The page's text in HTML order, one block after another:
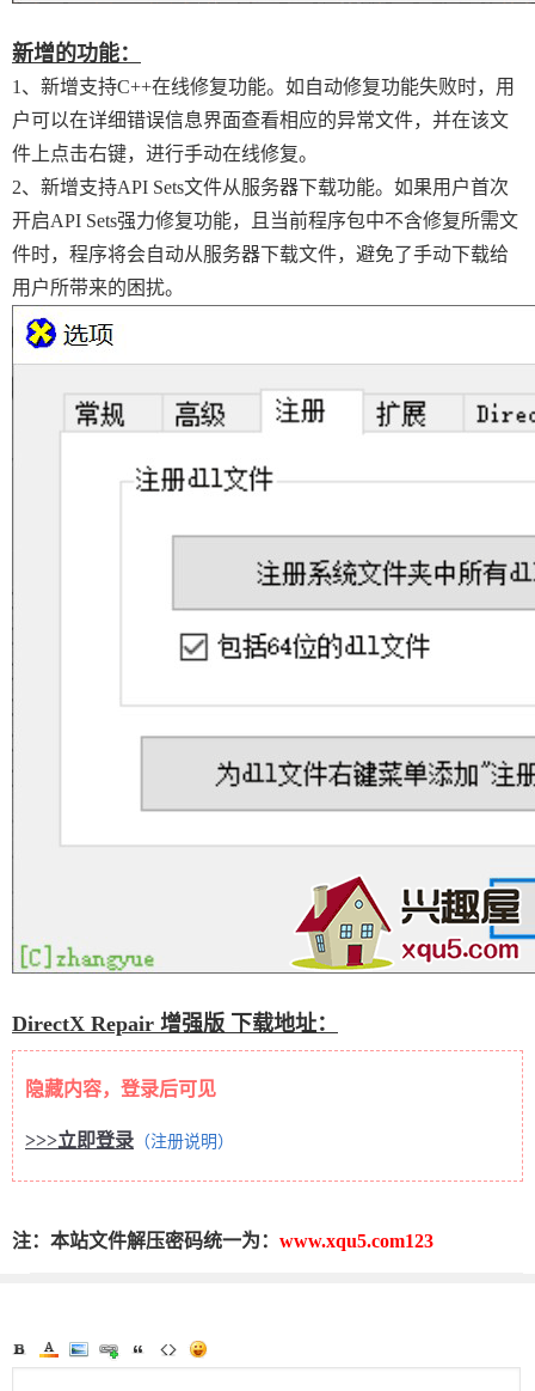
新增的功能：
1、新增支持C++在线修复功能。如自动修复功能失败时，用
户可以在详细错误信息界面查看相应的异常文件，并在该文
件上点击右键，进行手动在线修复。
2、新增支持API Sets文件从服务器下载功能。如果用户首次
开启API Sets强力修复功能，且当前程序包中不含修复所需文
件时，程序将会自动从服务器下载文件，避免了手动下载给
用户所带来的困扰。
DirectX Repair 增强版 下载地址：
隐藏内容，登录后可见
>>>立即登录 （注册说明）
注：本站文件解压密码统一为： www.xqu5.com123